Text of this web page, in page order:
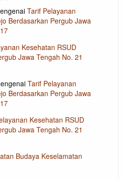
Tarif Pelayanan
Berdasarkan Pergub Jawa
Kesehatan RSUD
Jawa Tengah No. 21
Tarif Pelayanan
Berdasarkan Pergub Jawa
Kesehatan RSUD
Jawa Tengah No. 21
Budaya Keselamatan